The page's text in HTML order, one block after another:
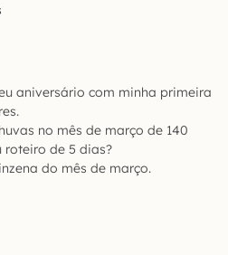
aniversário com minha primeira
no mês de março de 140
roteiro de 5 dias?
do mês de março.